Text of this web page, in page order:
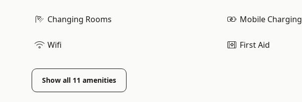
Changing Rooms Mobile Charging
Wifi First Aid
Show all 11 amenities